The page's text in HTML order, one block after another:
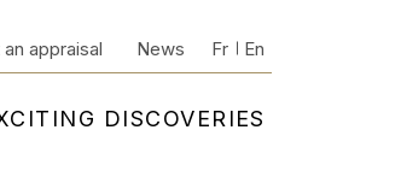
DISCOVERIES
appraisal News Fr En